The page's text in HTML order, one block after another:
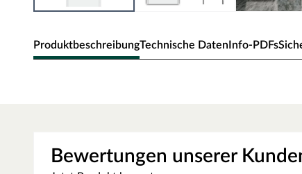
ProduktbeschreibungTechnische DatenInfo-PDFs
Diese Weißlack-Oberfläche weiß RAL 9003 ist einer der
Bewertungen unserer